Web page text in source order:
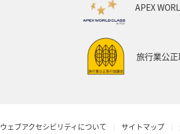
APEX
旅行業公
ウェブアクセシビリティについて サイトマップ